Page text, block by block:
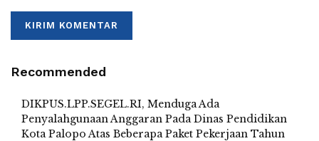
Recommended
DIKPUS.LPP.SEGEL.RI, Menduga Ada
Penyalahgunaan Anggaran Pada Dinas Pendidikan
Kota Palopo Atas Beberapa Paket Pekerjaan Tahun